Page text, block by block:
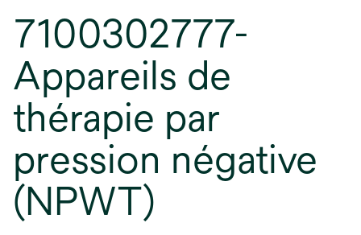
7100302777-
Appareils de
thérapie par
pression négative
(NPWT)